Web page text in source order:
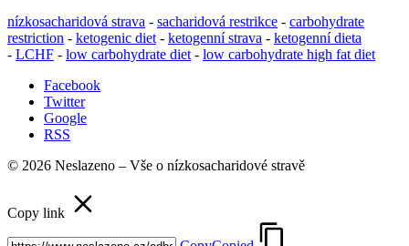
nízkosacharidová strava - sacharidová restrikce - carbohydrate
restriction - ketogenic diet - ketogenní strava - ketogenní dieta
- LCHF - low carbohydrate diet - low carbohydrate high fat diet
Facebook
Twitter
Google
RSS
© 2026 Neslazeno – Vše o nízkosacharidové stravě
Copy link